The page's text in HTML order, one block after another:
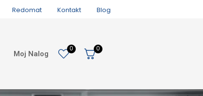
Redomat Kontakt Blog
Moj Nalog
0 0